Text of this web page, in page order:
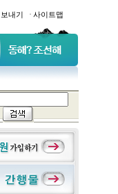
내기 · 사이트맵